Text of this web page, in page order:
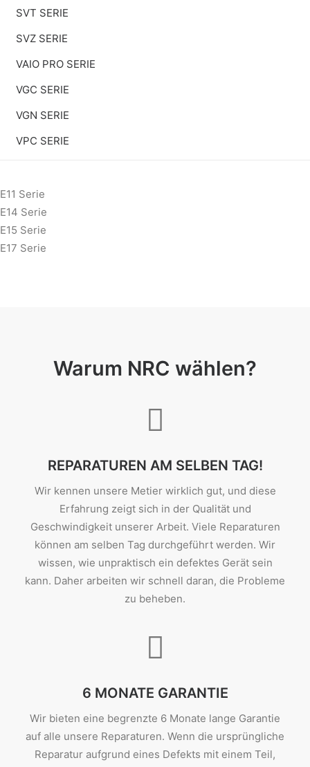
SVT SERIE
SVZ SERIE
VAIO PRO SERIE
VGC SERIE
VGN SERIE
VPC SERIE
E11 Serie
E14 Serie
E15 Serie
E17 Serie
Warum NRC wählen?
REPARATUREN AM SELBEN TAG!
Wir kennen unsere Metier wirklich gut, und diese
Erfahrung zeigt sich in der Qualität und
Geschwindigkeit unserer Arbeit. Viele Reparaturen
können am selben Tag durchgeführt werden. Wir
wissen, wie unpraktisch ein defektes Gerät sein
kann. Daher arbeiten wir schnell daran, die Probleme
zu beheben.
6 MONATE GARANTIE
Wir bieten eine begrenzte 6 Monate lange Garantie
auf alle unsere Reparaturen. Wenn die ursprüngliche
Reparatur aufgrund eines Defekts mit einem Teil,